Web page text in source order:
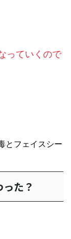
っていくので
た？